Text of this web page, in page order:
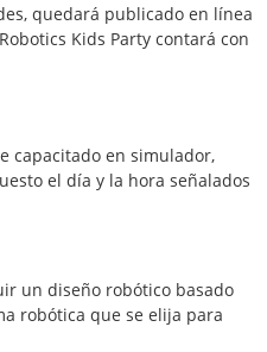
quedará publicado en línea
Kids Party contará con
capacitado en simulador,
el día y la hora señalados
un diseño robótico basado
robótica que se elija para